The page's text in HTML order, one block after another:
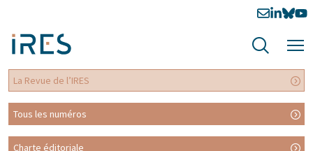
La Revue de l’IRES
Tous les numéros
Charte éditoriale